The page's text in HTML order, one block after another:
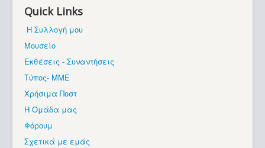
Βρίσκεστε εδώ:
Quick Links
Η Συλλογή μου
Μουσείο
Εκθέσεις - Συναντήσεις
Τύπος- ΜΜΕ
Χρήσιμα Ποστ
Η Ομάδα μας
Φόρουμ
Σχετικά με εμάς